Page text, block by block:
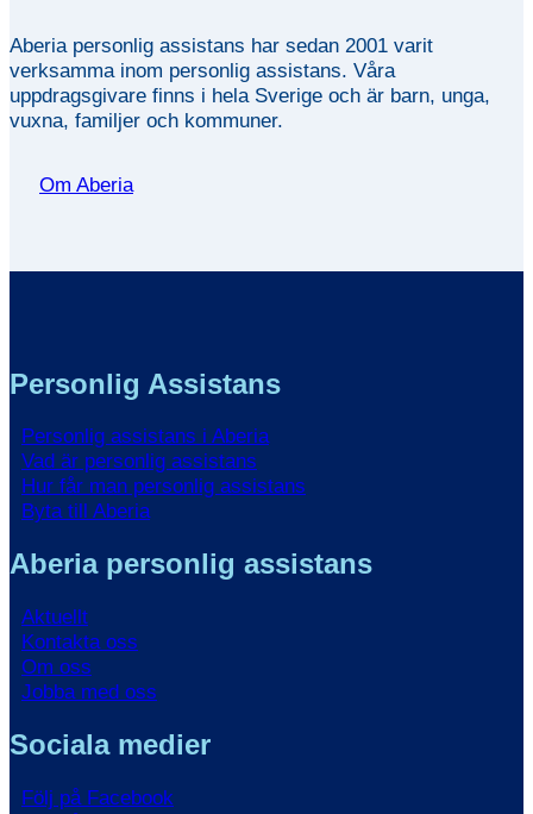
Aberia personlig assistans har sedan 2001 varit
verksamma inom personlig assistans. Våra
uppdragsgivare finns i hela Sverige och är barn, unga,
vuxna, familjer och kommuner.
Om Aberia
Personlig Assistans
Personlig assistans i Aberia
Vad är personlig assistans
Hur får man personlig assistans
Byta till Aberia
Aberia personlig assistans
Aktuellt
Kontakta oss
Om oss
Jobba med oss
Sociala medier
Följ på Facebook